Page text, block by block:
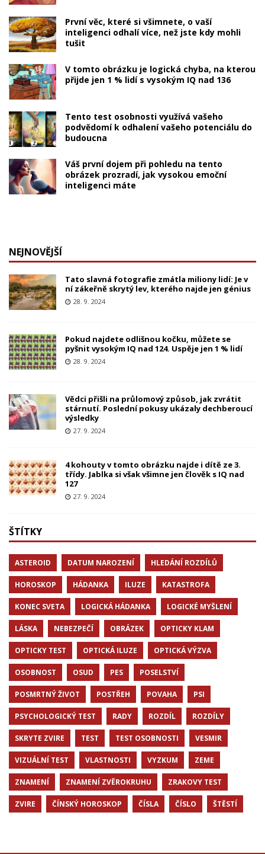
První věc, které si všimnete, o vaší
inteligenci odhalí více, než jste kdy mohli
tušit
V tomto obrázku je logická chyba, na kterou
přijde jen 1 % lidí s vysokým IQ nad 136
Tento test osobnosti využívá vašeho
podvědomí k odhalení vašeho potenciálu do
budoucna
Váš první dojem při pohledu na tento
obrázek prozradí, jak vysokou emoční
inteligenci máte
NEJNOVĚJŠÍ
Tato slavná fotografie zmátla miliony lidí: Je v
ní zákeřně skrytý lev, kterého najde jen génius
28. 9. 2024
Pokud najdete odlišnou kočku, můžete se
pyšnit vysokým IQ nad 124. Uspěje jen 1 % lidí
28. 9. 2024
Vědci přišli na průlomový způsob, jak zvrátit
stárnutí. Poslední pokusy ukázaly dechberoucí
výsledky
27. 9. 2024
4 kohouty v tomto obrázku najde i dítě ze 3.
třídy. Jablka si však všimne jen člověk s IQ nad
127
27. 9. 2024
ŠTÍTKY
ASTEROID DATUM NAROZENÍ HLEDÁNÍ ROZDÍLŮ
HOROSKOP HÁDANKA ILUZE KATASTROFA
KONEC SVETA LOGICKÁ HÁDANKA LOGICKÉ MYŠLENÍ
LÁSKA NEBEZPEČÍ OBRÁZEK OPTICKY KLAM
OPTICKY TEST OPTICKÁ ILUZE OPTICKÁ VÝZVA
OSOBNOST OSUD PES POSELSTVÍ
POSMRTNÝ ŽIVOT POSTŘEH POVAHA PSI
PSYCHOLOGICKÝ TEST RADY ROZDÍL ROZDÍLY
SKRYTE ZVIRE TEST TEST OSOBNOSTI VESMIR
VIZUÁLNÍ TEST VLASTNOSTI VYZKUM ZEME
ZNAMENÍ ZNAMENÍ ZVĚROKRUHU ZRAKOVY TEST
ZVIRE ČÍNSKÝ HOROSKOP ČÍSLA ČÍSLO ŠTĚSTÍ